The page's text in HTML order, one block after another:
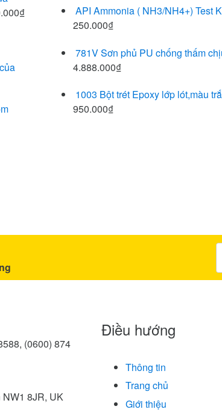
₫
API Ammonia ( NH3/NH4+) Test
250.000₫
781V Sơn phủ PU chống thấm
4.888.000₫
1003 Bột trét Epoxy lớp lót,màu
950.000₫
(0600) 874
8JR, UK
Điều hướng
Thông tin
Trang chủ
Giới thiệu